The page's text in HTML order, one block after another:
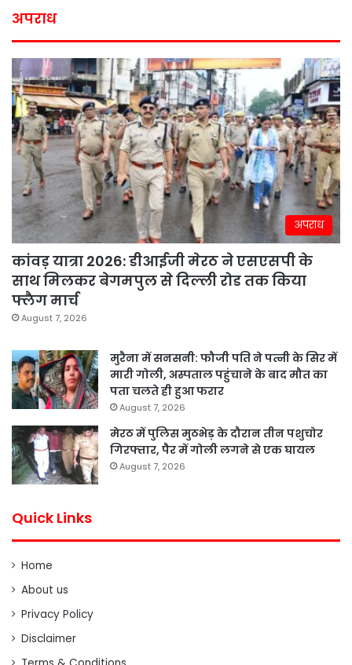
अपराध
अपराध
कांवड़ यात्रा 2026: डीआईजी मेरठ ने एसएसपी के
साथ मिलकर बेगमपुल से दिल्ली रोड तक किया
फ्लैग मार्च
August 7, 2026
मुरैना में सनसनी: फौजी पति ने पत्नी के सिर में
मारी गोली, अस्पताल पहुंचाने के बाद मौत का
पता चलते ही हुआ फरार
August 7, 2026
मेरठ में पुलिस मुठभेड़ के दौरान तीन पशुचोर
गिरफ्तार, पैर में गोली लगने से एक घायल
August 7, 2026
Quick Links
Home
About us
Privacy Policy
Disclaimer